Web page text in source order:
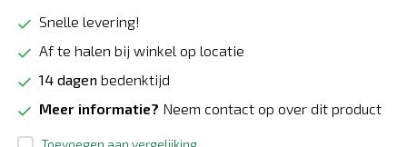
Snelle levering!
Af te halen bij winkel op locatie
14 dagen bedenktijd
Meer informatie? Neem contact op over dit product
Toevoegen aan vergelijking